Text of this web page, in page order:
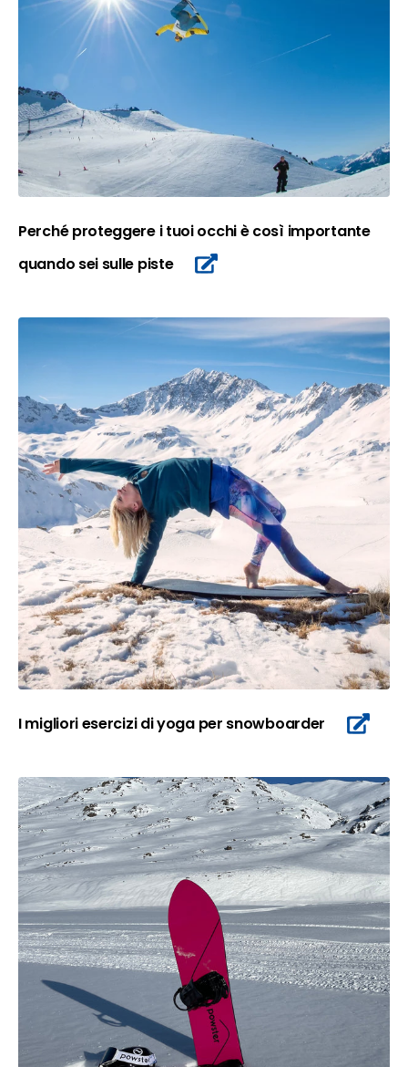
Perché proteggere i tuoi occhi è così importante
quando sei sulle piste
I migliori esercizi di yoga per snowboarder